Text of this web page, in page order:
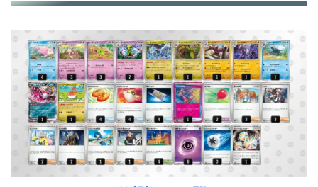
ローブシン
ソウブレイズex
ハピナスex
ゲッコウガex
ヒビキのバクフーン